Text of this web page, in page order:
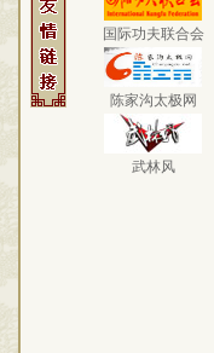
国际功夫联合会
陈家沟太极网
武林风